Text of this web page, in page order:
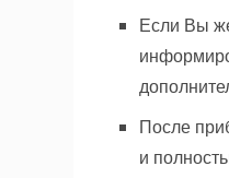
Если Вы
После
и